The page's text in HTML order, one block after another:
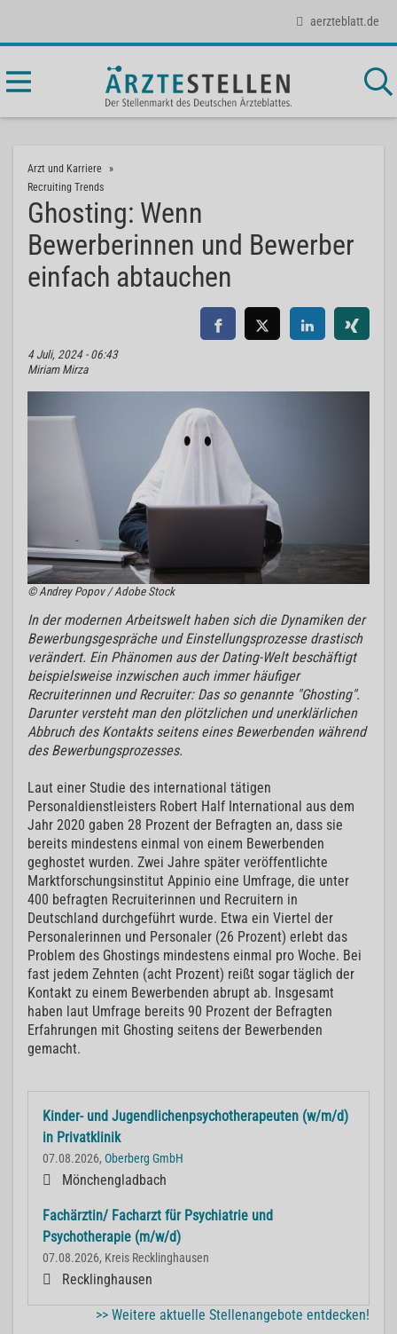
aerzteblatt.de
Arzt und Karriere
Recruiting Trends
Ghosting: Wenn
Bewerberinnen und Bewerber
einfach abtauchen
4 Juli, 2024 - 06:43
Miriam Mirza
© Andrey Popov / Adobe Stock
In der modernen Arbeitswelt haben sich die Dynamiken der
Bewerbungsgespräche und Einstellungsprozesse drastisch
verändert. Ein Phänomen aus der Dating-Welt beschäftigt
beispielsweise inzwischen auch immer häufiger
Recruiterinnen und Recruiter: Das so genannte "Ghosting".
Darunter versteht man den plötzlichen und unerklärlichen
Abbruch des Kontakts seitens eines Bewerbenden während
des Bewerbungsprozesses.
Laut einer Studie des international tätigen
Personaldienstleisters Robert Half International aus dem
Jahr 2020 gaben 28 Prozent der Befragten an, dass sie
bereits mindestens einmal von einem Bewerbenden
geghostet wurden. Zwei Jahre später veröffentlichte
Marktforschungsinstitut Appinio eine Umfrage, die unter
400 befragten Recruiterinnen und Recruitern in
Deutschland durchgeführt wurde. Etwa ein Viertel der
Personalerinnen und Personaler (26 Prozent) erlebt das
Problem des Ghostings mindestens einmal pro Woche. Bei
fast jedem Zehnten (acht Prozent) reißt sogar täglich der
Kontakt zu einem Bewerbenden abrupt ab. Insgesamt
haben laut Umfrage bereits 90 Prozent der Befragten
Erfahrungen mit Ghosting seitens der Bewerbenden
gemacht.
Kinder- und Jugendlichenpsychotherapeuten (w/m/d)
in Privatklinik
07.08.2026, Oberberg GmbH
Mönchengladbach
Fachärztin/ Facharzt für Psychiatrie und
Psychotherapie (m/w/d)
07.08.2026, Kreis Recklinghausen
Recklinghausen
>> Weitere aktuelle Stellenangebote entdecken!